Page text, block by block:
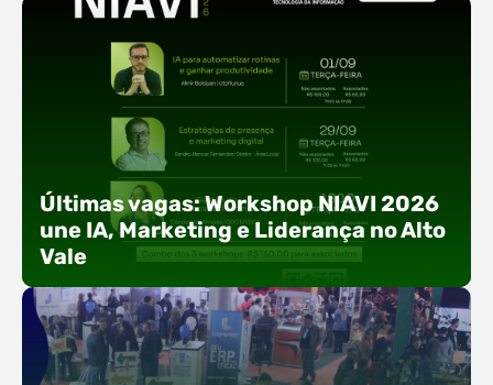
Últimas vagas: Workshop NIAVI 2026
une IA, Marketing e Liderança no Alto
Vale